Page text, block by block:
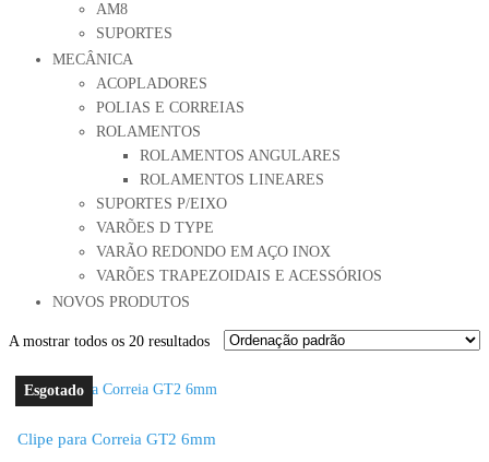
AM8
SUPORTES
MECÂNICA
ACOPLADORES
POLIAS E CORREIAS
ROLAMENTOS
ROLAMENTOS ANGULARES
ROLAMENTOS LINEARES
SUPORTES P/EIXO
VARÕES D TYPE
VARÃO REDONDO EM AÇO INOX
VARÕES TRAPEZOIDAIS E ACESSÓRIOS
NOVOS PRODUTOS
A mostrar todos os 20 resultados
Clipe para Correia GT2 6mm